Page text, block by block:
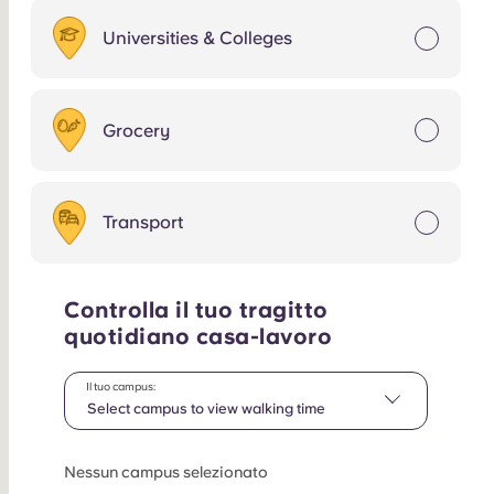
Universities & Colleges
Grocery
Transport
Controlla il tuo tragitto
quotidiano casa-lavoro
Select campus to view walking time
Il tuo campus:
Nessun campus selezionato